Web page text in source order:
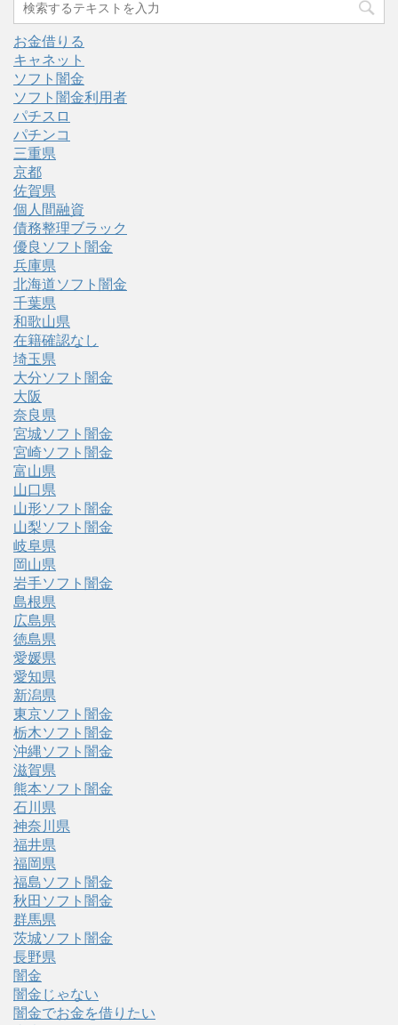
お金借りる
キャネット
ソフト闇金
ソフト闇金利用者
パチスロ
パチンコ
三重県
京都
佐賀県
個人間融資
債務整理ブラック
優良ソフト闇金
兵庫県
北海道ソフト闇金
千葉県
和歌山県
在籍確認なし
埼玉県
大分ソフト闇金
大阪
奈良県
宮城ソフト闇金
宮崎ソフト闇金
富山県
山口県
山形ソフト闇金
山梨ソフト闇金
岐阜県
岡山県
岩手ソフト闇金
島根県
広島県
徳島県
愛媛県
愛知県
新潟県
東京ソフト闇金
栃木ソフト闇金
沖縄ソフト闇金
滋賀県
熊本ソフト闇金
石川県
神奈川県
福井県
福岡県
福島ソフト闇金
秋田ソフト闇金
群馬県
茨城ソフト闇金
長野県
闇金
闇金じゃない
闇金でお金を借りたい